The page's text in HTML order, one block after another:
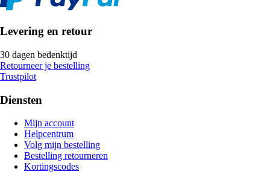
Levering en retour
30 dagen bedenktijd
Retourneer je bestelling
Trustpilot
Diensten
Mijn account
Helpcentrum
Volg mijn bestelling
Bestelling retourneren
Kortingscodes